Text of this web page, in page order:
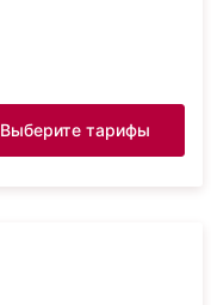
Выберите тарифы